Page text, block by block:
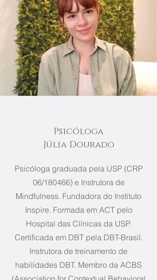
Psicóloga
Júlia Dourado
Psicóloga graduada pela USP (CRP
06/180466) e Instrutora de
Mindfulness. Fundadora do Instituto
Inspire. Formada em ACT pelo
Hospital das Clínicas da USP.
Certificada em DBT pela DBT-Brasil.
Instrutora de treinamento de
habilidades DBT. Membro da ACBS